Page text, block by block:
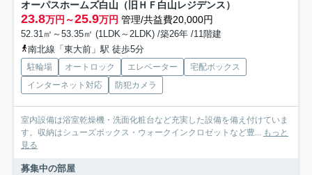
オーパスホームズ白山（旧ＨＦ白山レジデンス）
23.8万円～25.9万円 管理/共益費20,000円
52.31㎡～53.35㎡ (1LDK～2LDK) /築26年 /11階建
南北線「東大前」駅 徒歩5分
駐輪場 オートロック エレベーター
宅配ボックス
インターネット対応
防犯カメラ
室内設備は浴室乾燥機・洗面化粧台など充実した設備を備え付けていま
す。収納はシューズボックス・ウォークインクロゼットなど豊... もっと
見る
募集中の部屋